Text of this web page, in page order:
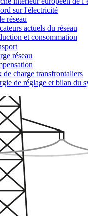
sur l'électricité
réseau
actuels du réseau
et consommation
réseau
de charge transfrontaliers
de réglage et bilan du